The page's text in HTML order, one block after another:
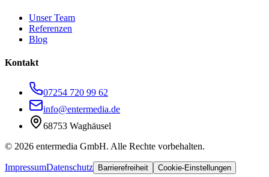
Unser Team
Referenzen
Blog
Kontakt
07254 720 99 62
info@entermedia.de
68753 Waghäusel
© 2026 entermedia GmbH. Alle Rechte vorbehalten.
ImpressumDatenschutz Barrierefreiheit Cookie-Einstellungen